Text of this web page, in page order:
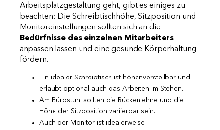
Arbeitsplatzgestaltung geht, gibt es einiges zu
beachten: Die Schreibtischhöhe, Sitzposition und
Monitoreinstellungen sollten sich an die
Bedürfnisse des einzelnen Mitarbeiters
anpassen lassen und eine gesunde Körperhaltung
fördern.
Ein idealer Schreibtisch ist höhenverstellbar und
erlaubt optional auch das Arbeiten im Stehen.
Am Bürostuhl sollten die Rückenlehne und die
Höhe der Sitzposition variierbar sein.
Auch der Monitor ist idealerweise